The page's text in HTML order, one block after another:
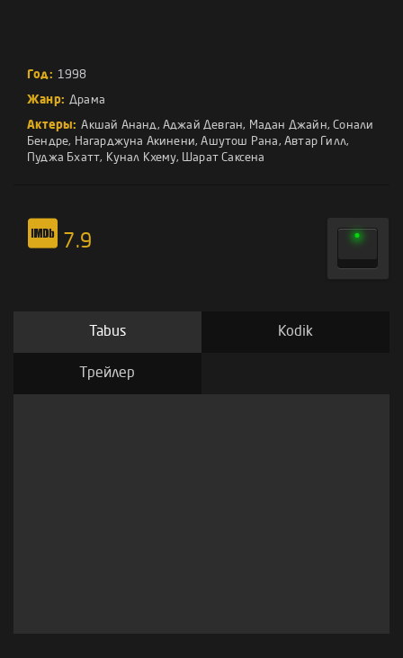
Год: 1998
Жанр: Драма
Актеры: Акшай Ананд, Аджай Девган, Мадан Джайн,Сонали
Бендре, Нагарджуна Акинени,Ашутош Рана, Автар Гилл,
Пуджа Бхатт, Кунал Кхему, Шарат Саксена
7.9
Tabus Kodik
Трейлер